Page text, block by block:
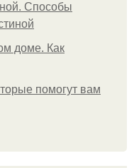
Способы
доме. Как
помогут вам